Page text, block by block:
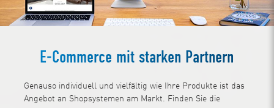
E-Commerce mit starken Partnern
Genauso individuell und vielfältig wie Ihre Produkte ist das
Angebot an Shopsystemen am Markt. Finden Sie die